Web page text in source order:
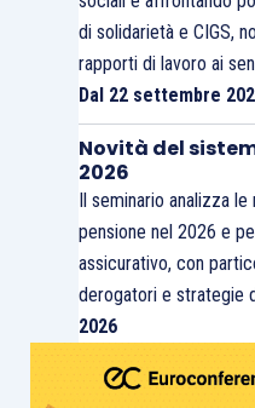
di solidarietà e CIGS,
rapporti di lavoro ai
Dal 22 settembre
Novità del
2026
Il seminario analizza
pensione nel 2026 e
assicurativo, con
derogatori e strategie
2026